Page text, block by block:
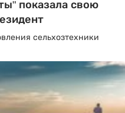
показала свою
сельхозтехники